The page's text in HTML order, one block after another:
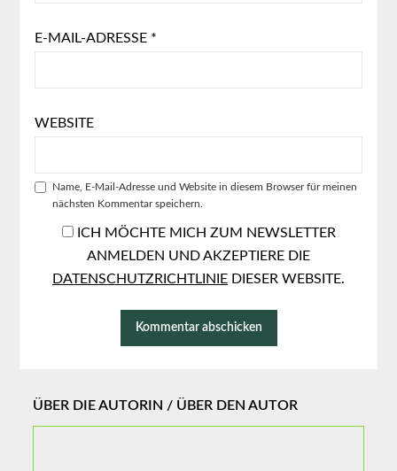
E-MAIL-ADRESSE *
WEBSITE
Name, E-Mail-Adresse und Website in diesem Browser für meinen
nächsten Kommentar speichern.
ICH MÖCHTE MICH ZUM NEWSLETTER
ANMELDEN UND AKZEPTIERE DIE
DATENSCHUTZRICHTLINIE DIESER WEBSITE.
ÜBER DIE AUTORIN / ÜBER DEN AUTOR